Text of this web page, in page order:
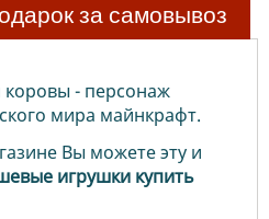
за самовывоз
- персонаж
мира майнкрафт.
Вы можете эту и
игрушки купить